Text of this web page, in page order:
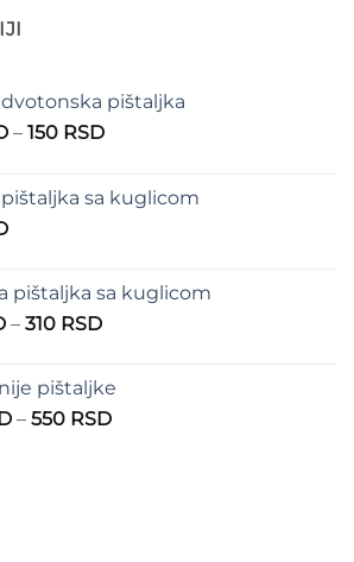
dvotonska pištaljka
– 150 RSDRaspon
100 RSD
pištaljka sa kuglicom
pištaljka sa kuglicom
– 310 RSDRaspon
210 RSD
do
pištaljke
– 550 RSDRaspon